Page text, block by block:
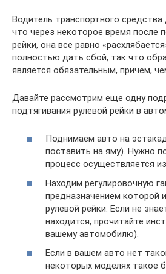
Водитель транспортного
что через некоторое время после
рейки, она все равно
полностью дать сбой, так что
является обязательным, причем,
Давайте рассмотрим еще одну
подтягивания рулевой рейки в
Поднимаем авто на
поставить на яму). Нужно
процесс осуществляется
Находим регулировочную
предназначением которой
рулевой рейки. Если не
находится, прочитайте
вашему автомобилю).
Если в вашем авто нет
некоторых моделях такое